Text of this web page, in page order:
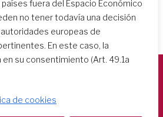
fuera del Espacio Económico
no tener todavía una decisión
europeas de
En este caso, la
su consentimiento (Art. 49.1a
de cookies
Generalizia